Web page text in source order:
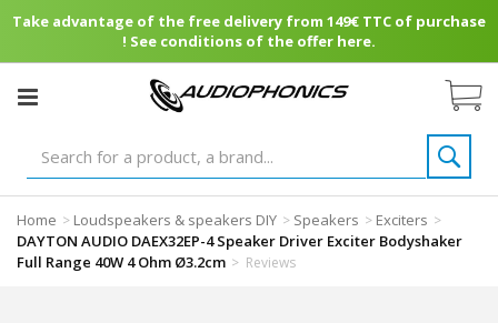
Take advantage of the free delivery from 149€ TTC of purchase
! See conditions of the offer here.
Home > Loudspeakers & speakers DIY > Speakers > Exciters >
DAYTON AUDIO DAEX32EP-4 Speaker Driver Exciter Bodyshaker
Full Range 40W 4 Ohm Ø3.2cm > Reviews